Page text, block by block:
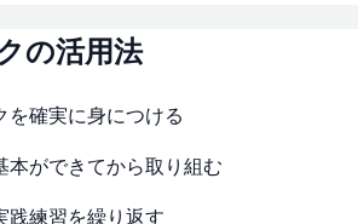
の活用法
を確実に身につける
本ができてから取り組む
践練習を繰り返す